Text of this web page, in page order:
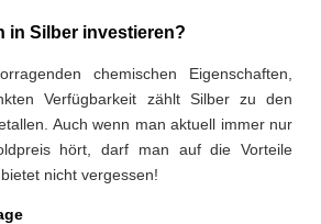
in Silber investieren?
chemischen Eigenschaften,
Verfügbarkeit zählt Silber zu den
Auch wenn man aktuell immer nur
hört, darf man auf die Vorteile
nicht vergessen!